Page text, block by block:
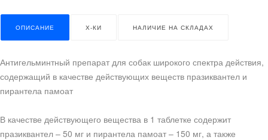
ОПИСАНИЕ Х-КИ НАЛИЧИЕ НА СКЛАДАХ
Антигельминтный препарат для собак широкого спектра действия,
содержащий в качестве действующих веществ празиквантел и
пирантела памоат
В качестве действующего вещества в 1 таблетке содержит
празиквантел – 50 мг и пирантела памоат – 150 мг, а также